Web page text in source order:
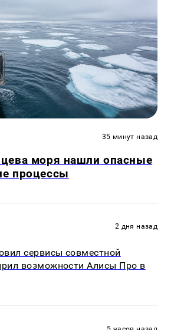
35 минут назад
моря нашли опасные
процессы
2 дня назад
сервисы совместной
возможности Алисы Про в